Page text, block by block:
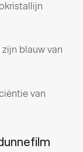
blauw van
van